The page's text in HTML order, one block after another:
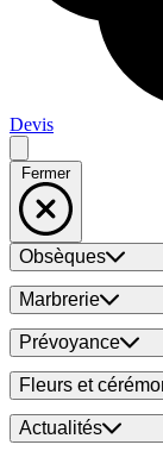
Devis
Fermer
Obsèques
Marbrerie
Prévoyance
Fleurs et
Actualités